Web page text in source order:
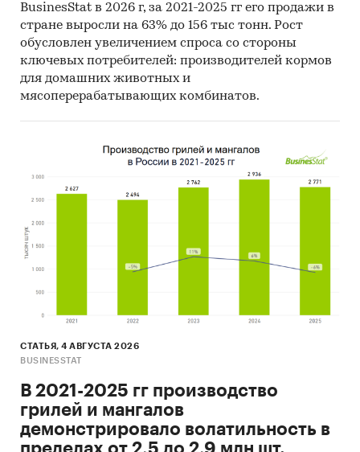
BusinesStat в 2026 г, за 2021-2025 гг его продажи в
стране выросли на 63% до 156 тыс тонн. Рост
обусловлен увеличением спроса со стороны
ключевых потребителей: производителей кормов
для домашних животных и
мясоперерабатывающих комбинатов.
СТАТЬЯ, 4 АВГУСТА 2026
BUSINESSTAT
В 2021-2025 гг производство
грилей и мангалов
демонстрировало волатильность в